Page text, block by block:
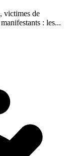
victimes de
: les...